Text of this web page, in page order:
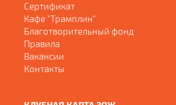
Сертификат
Кафе "Трамплин"
Благотворительный фонд
Правила
Вакансии
Контакты